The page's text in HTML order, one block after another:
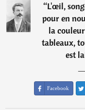
“L'œil,
pour en
la
tableaux,
est
Facebook